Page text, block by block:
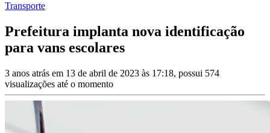
Transporte
Prefeitura implanta nova identificação
para vans escolares
3 anos atrás em 13 de abril de 2023 às 17:18, possui 574
visualizações até o momento